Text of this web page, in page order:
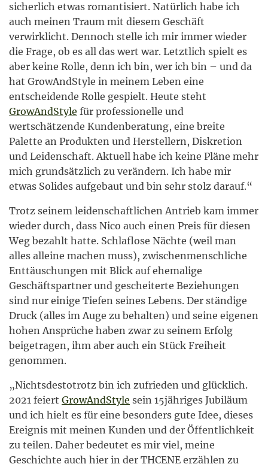
sicherlich etwas romantisiert. Natürlich habe ich
auch meinen Traum mit diesem Geschäft
verwirklicht. Dennoch stelle ich mir immer wieder
die Frage, ob es all das wert war. Letztlich spielt es
aber keine Rolle, denn ich bin, wer ich bin – und da
hat GrowAndStyle in meinem Leben eine
entscheidende Rolle gespielt. Heute steht
GrowAndStyle für professionelle und
wertschätzende Kundenberatung, eine breite
Palette an Produkten und Herstellern, Diskretion
und Leidenschaft. Aktuell habe ich keine Pläne mehr
mich grundsätzlich zu verändern. Ich habe mir
etwas Solides aufgebaut und bin sehr stolz darauf.“
Trotz seinem leidenschaftlichen Antrieb kam immer
wieder durch, dass Nico auch einen Preis für diesen
Weg bezahlt hatte. Schlaflose Nächte (weil man
alles alleine machen muss), zwischenmenschliche
Enttäuschungen mit Blick auf ehemalige
Geschäftspartner und gescheiterte Beziehungen
sind nur einige Tiefen seines Lebens. Der ständige
Druck (alles im Auge zu behalten) und seine eigenen
hohen Ansprüche haben zwar zu seinem Erfolg
beigetragen, ihm aber auch ein Stück Freiheit
genommen.
„Nichtsdestotrotz bin ich zufrieden und glücklich.
2021 feiert GrowAndStyle sein 15jähriges Jubiläum
und ich hielt es für eine besonders gute Idee, dieses
Ereignis mit meinen Kunden und der Öffentlichkeit
zu teilen. Daher bedeutet es mir viel, meine
Geschichte auch hier in der THCENE erzählen zu